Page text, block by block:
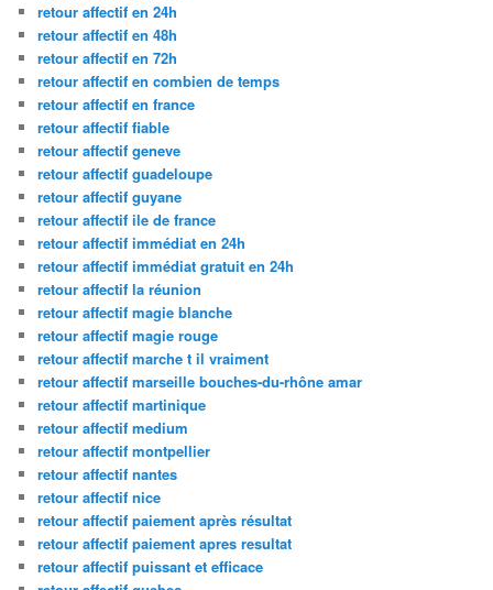
retour affectif en 24h
retour affectif en 48h
retour affectif en 72h
retour affectif en combien de temps
retour affectif en france
retour affectif fiable
retour affectif geneve
retour affectif guadeloupe
retour affectif guyane
retour affectif ile de france
retour affectif immédiat en 24h
retour affectif immédiat gratuit en 24h
retour affectif la réunion
retour affectif magie blanche
retour affectif magie rouge
retour affectif marche t il vraiment
retour affectif marseille bouches-du-rhône amar
retour affectif martinique
retour affectif medium
retour affectif montpellier
retour affectif nantes
retour affectif nice
retour affectif paiement après résultat
retour affectif paiement apres resultat
retour affectif puissant et efficace